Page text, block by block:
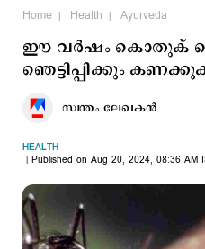
Home Health Ayurveda
ഈ വര്‍ഷം കൊതുക്
ഞെട്ടിപ്പിക്കും
സ്വന്തം ലേഖകൻ
HEALTH
Published on Aug 20, 2024, 08:36 AM